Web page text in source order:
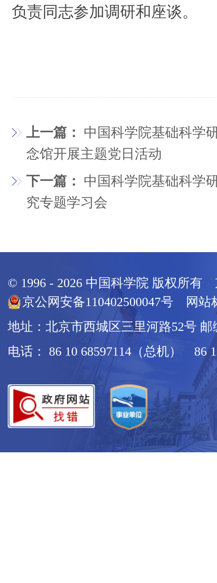
负责同志参加调研和座谈。
上一篇： 中国科学院基础科学
念馆开展主题党日活动
下一篇： 中国科学院基础科学
究专题学习会
© 1996 - 2026 中国科学院 版权所有
京公网安备110402500047号 网站
地址：北京市西城区三里河路52号 邮
电话： 86 10 68597114（总机） 86